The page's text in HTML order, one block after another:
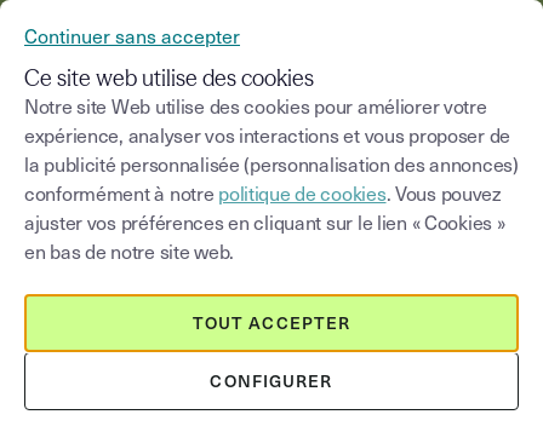
Blog
Choisir une catégorie Saisissez un terme
Digitaliser l’onboarding RH avec la
signature électronique
Continuer sans accepter
Ce site web utilise des cookies
Notre site Web utilise des cookies pour améliorer votre
expérience, analyser vos interactions et vous proposer de
la publicité personnalisée (personnalisation des annonces)
conformément à notre politique de cookies. Vous pouvez
ajuster vos préférences en cliquant sur le lien « Cookies »
en bas de notre site web.
CONFIGURER
TOUT ACCEPTER